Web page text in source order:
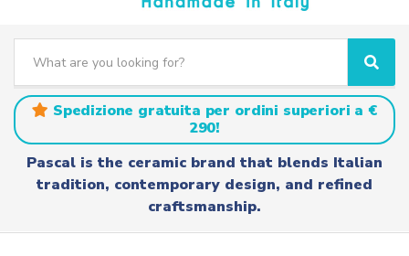
a
t
g
a
r
c
h
S
e
a
r
c
h
Spedizione gratuita per ordini superiori a €
290!
Pascal is the ceramic brand that blends Italian
tradition, contemporary design, and refined
craftsmanship.